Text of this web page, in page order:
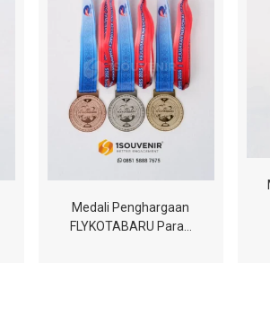
Medali Penghargaan
FLYKOTABARU Para…